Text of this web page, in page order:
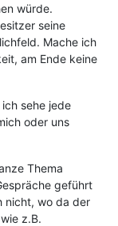
würde.
seine
Mache ich
am Ende keine
sehe jede
oder uns
Thema
geführt
nicht, wo da der
z.B.